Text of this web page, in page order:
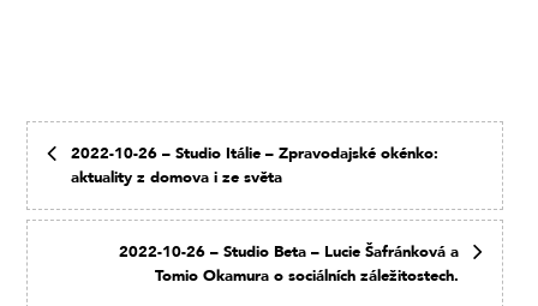
2022-10-26 – Studio Itálie – Zpravodajské okénko:
aktuality z domova i ze světa
2022-10-26 – Studio Beta – Lucie Šafránková a
Tomio Okamura o sociálních záležitostech.